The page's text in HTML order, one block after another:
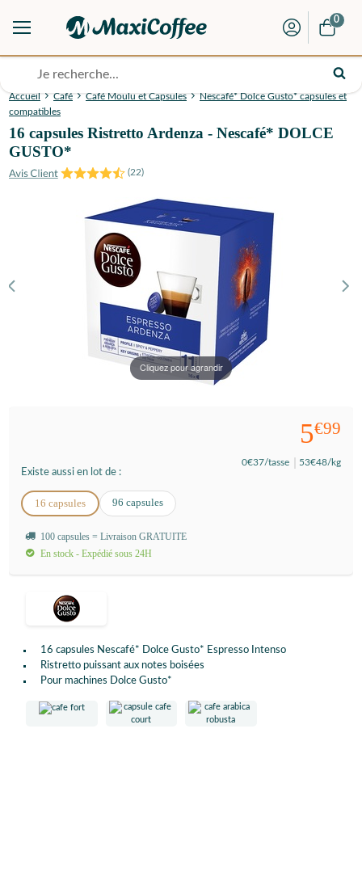
0
Accueil Café Café Moulu et Capsules
Nescafé* Dolce Gusto* capsules et
compatibles
16 capsules Ristretto Ardenza - Nescafé* DOLCE
GUSTO*
(22)
Cliquez pour agrandir
16 capsules Nescafé* Dolce Gusto* Espresso Intenso
Ristretto puissant aux notes boisées
Pour machines Dolce Gusto*
5€99
0€37/tasse 53€48/kg
Existe aussi en lot de :
16 capsules 96 capsules
100 capsules = Livraison GRATUITE
En stock - Expédié sous 24H